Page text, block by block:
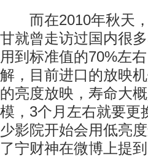
而在2010年秋天，
甘就曾走访过国内很
用到标准值的70%左
解，目前进口的放映
的亮度放映，寿命大
模，3个月左右就要更
少影院开始会用低亮
了宁财神在微博上提